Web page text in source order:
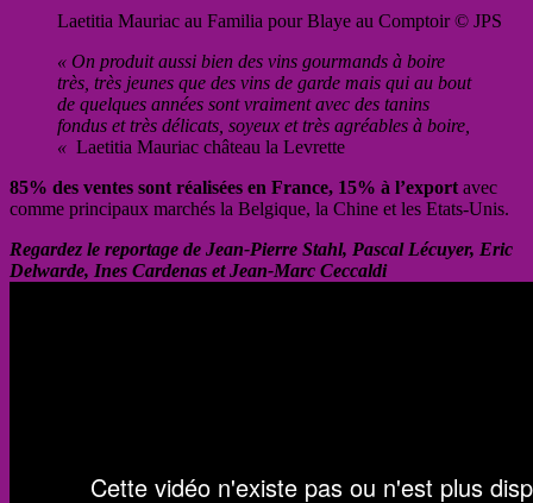
Laetitia Mauriac au Familia pour Blaye au Comptoir © JPS
« On produit aussi bien des vins gourmands à boire
très, très jeunes que des vins de garde mais qui au bout
de quelques années sont vraiment avec des tanins
fondus et très délicats, soyeux et très agréables à boire,
« Laetitia Mauriac château la Levrette
85% des ventes sont réalisées en France, 15% à l’export avec
comme principaux marchés la Belgique, la Chine et les Etats-Unis.
Regardez le reportage de Jean-Pierre Stahl, Pascal Lécuyer, Eric
Delwarde, Ines Cardenas et Jean-Marc Ceccaldi